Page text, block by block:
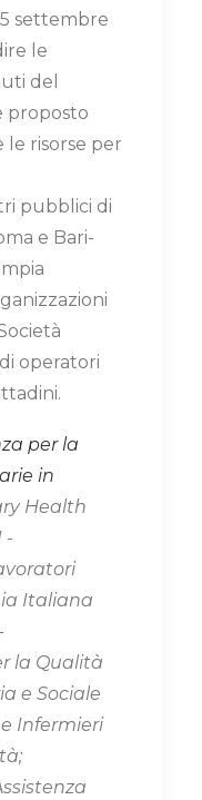
settembre
le
del
proposto
le risorse per
pubblici di
e Bari-
operatori
per la
in
Health
-
Italiana
la Qualità
e Sociale
Infermieri